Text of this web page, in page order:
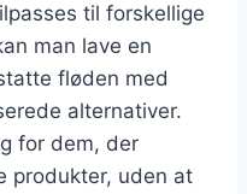
til forskellige
man lave en
fløden med
alternativer.
for dem, der
produkter, uden at